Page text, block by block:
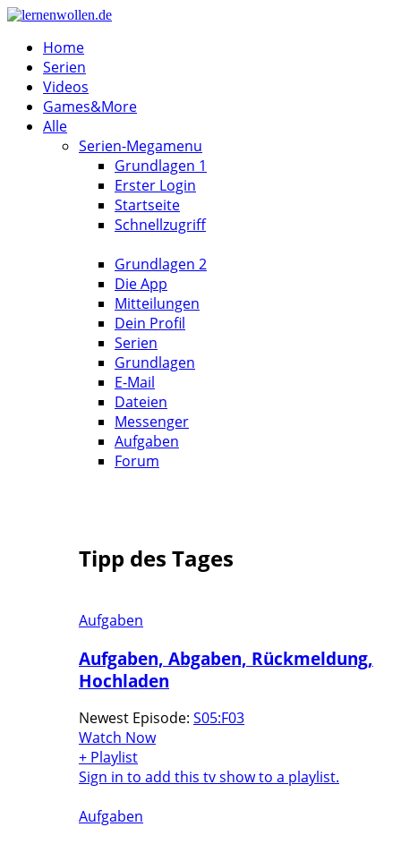
Home
Serien
Videos
Games&More
Alle
Serien-Megamenu
Grundlagen 1
Erster Login
Startseite
Schnellzugriff
Grundlagen 2
Die App
Mitteilungen
Dein Profil
Serien
Grundlagen
E-Mail
Dateien
Messenger
Aufgaben
Forum
Tipp des Tages
Aufgaben
Aufgaben, Abgaben, Rückmeldung,
Hochladen
Newest Episode: S05:F03
Watch Now
+ Playlist
Sign in to add this tv show to a playlist.
Aufgaben